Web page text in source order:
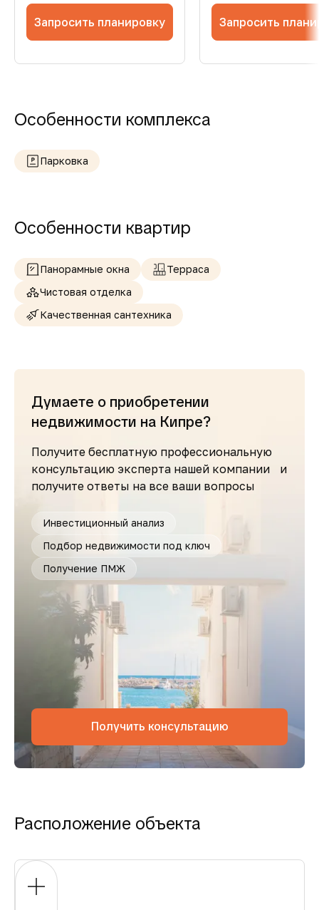
Запросить планировку Запросить
Особенности комплекса
Парковка
Особенности квартир
Панорамные окна
Терраса
Чистовая отделка
Качественная сантехника
Думаете о приобретении
недвижимости на Кипре?
Получите бесплатную профессиональную
консультацию эксперта нашей компании и
получите ответы на все ваши вопросы
Инвестиционный анализ
Подбор недвижимости под ключ
Получение ПМЖ
Получить консультацию
Расположение объекта